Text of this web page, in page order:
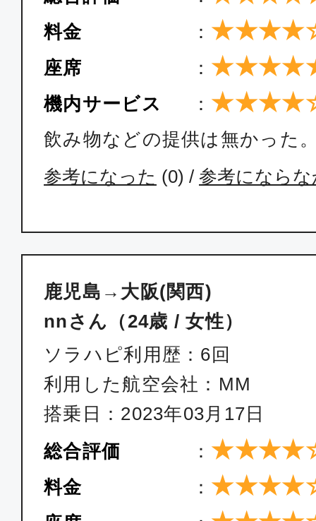
料金 ：
座席 ：
機内サービス ：
飲み物などの提供は無かった
参考になった (0) / 参考になら
鹿児島→大阪(関西)
nnさん（24歳 / 女性）
ソラハピ利用歴：6回
利用した航空会社：MM
搭乗日：2023年03月17日
総合評価
：
料金 ：